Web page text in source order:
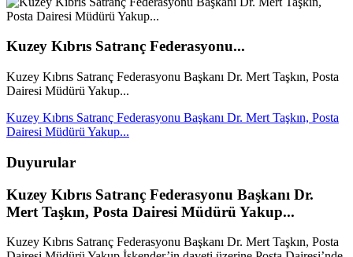
Kuzey Kıbrıs Satranç Federasyonu...
Kuzey Kıbrıs Satranç Federasyonu Başkanı Dr. Mert Taşkın, Posta
Dairesi Müdürü Yakup...
Kuzey Kıbrıs Satranç Federasyonu Başkanı Dr. Mert Taşkın, Posta
Dairesi Müdürü Yakup...
Duyurular
Kuzey Kıbrıs Satranç Federasyonu Başkanı Dr.
Mert Taşkın, Posta Dairesi Müdürü Yakup...
Kuzey Kıbrıs Satranç Federasyonu Başkanı Dr. Mert Taşkın, Posta